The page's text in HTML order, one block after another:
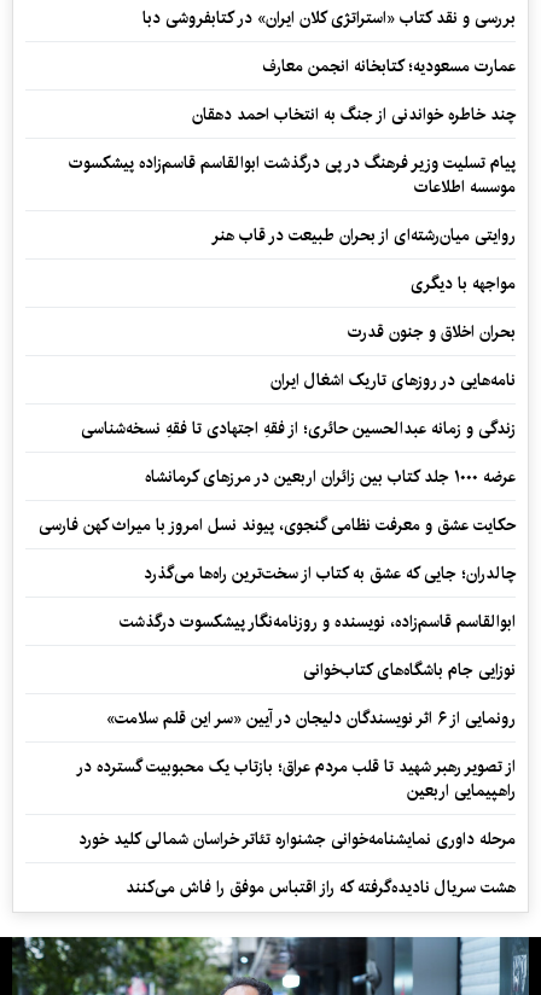
بررسی و نقد کتاب «استراتژی کلان ایران» در کتابفروشی دبا
عمارت مسعودیه؛ کتابخانه انجمن معارف
چند خاطره خواندنی از جنگ به انتخاب احمد دهقان
پیام تسلیت وزیر فرهنگ در پی درگذشت ابوالقاسم قاسم‌زاده پیشکسوت
موسسه اطلاعات
روایتی میان‌رشته‌ای از بحران طبیعت در قاب هنر
مواجهه با دیگری
بحران اخلاق و جنون قدرت
نامه‌هایی در روزهای تاریک اشغال ایران
زندگی و زمانه عبدالحسین حائری؛ از فقهِ اجتهادی تا فقهِ نسخه‌شناسی
عرضه ۱۰۰۰ جلد کتاب بین زائران اربعین در مرزهای کرمانشاه
حکایت عشق و معرفت نظامی گنجوی، پیوند نسل امروز با میراث کهن فارسی
چالدران؛ جایی که عشق به کتاب از سخت‌ترین راه‌ها می‌گذرد
ابوالقاسم قاسم‌زاده، نویسنده و روزنامه‌نگار پیشکسوت درگذشت
نوزایی جام باشگاه‌های کتاب‌خوانی
رونمایی از ۶ اثر نویسندگان دلیجان در آیین «سر این قلم سلامت»
از تصویر رهبر شهید تا قلب مردم عراق؛ بازتاب یک محبوبیت گسترده در
راهپیمایی اربعین
مرحله داوری نمایشنامه‌خوانی جشنواره تئاتر خراسان شمالی کلید خورد
هشت سریال نادیده‌گرفته که راز اقتباس موفق را فاش می‌کنند